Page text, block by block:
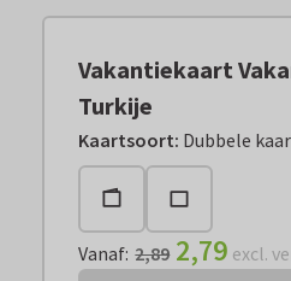
Vakantiekaart
Turkije
Kaartsoort: Dubbele
Vanaf:€ 2,79 excl.
Vanaf: 2,89 2,79 excl.